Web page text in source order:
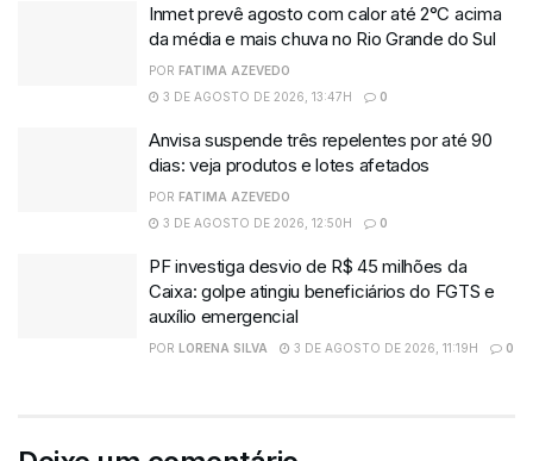
Inmet prevê agosto com calor até 2°C acima
da média e mais chuva no Rio Grande do Sul
POR FATIMA AZEVEDO
3 DE AGOSTO DE 2026, 13:47H
0
Anvisa suspende três repelentes por até 90
dias: veja produtos e lotes afetados
POR FATIMA AZEVEDO
3 DE AGOSTO DE 2026, 12:50H
0
PF investiga desvio de R$ 45 milhões da
Caixa: golpe atingiu beneficiários do FGTS e
auxílio emergencial
POR LORENA SILVA 3 DE AGOSTO DE 2026, 11:19H 0